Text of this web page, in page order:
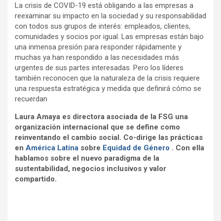
La crisis de COVID-19 está obligando a las empresas a
reexaminar su impacto en la sociedad y su responsabilidad
con todos sus grupos de interés: empleados, clientes,
comunidades y socios por igual. Las empresas están bajo
una inmensa presión para responder rápidamente y
muchas ya han respondido a las necesidades más
urgentes de sus partes interesadas. Pero los líderes
también reconocen que la naturaleza de la crisis requiere
una respuesta estratégica y medida que definirá cómo se
recuerdan
Laura Amaya es directora asociada de la FSG una
organización internacional que se define como
reinventando el cambio social. Co-dirige las prácticas
en América Latina sobre Equidad de Género . Con ella
hablamos sobre el nuevo paradigma de la
sustentabilidad, negocios inclusivos y valor
compartido.